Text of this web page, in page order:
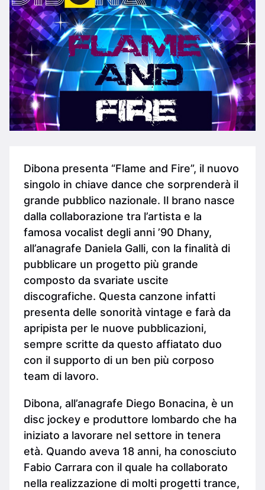
Dibona presenta “Flame and Fire”, il nuovo
singolo in chiave dance che sorprenderà il
grande pubblico nazionale. Il brano nasce
dalla collaborazione tra l’artista e la
famosa vocalist degli anni ’90 Dhany,
all’anagrafe Daniela Galli, con la finalità di
pubblicare un progetto più grande
composto da svariate uscite
discografiche. Questa canzone infatti
presenta delle sonorità vintage e farà da
apripista per le nuove pubblicazioni,
sempre scritte da questo affiatato duo
con il supporto di un ben più corposo
team di lavoro.
Dibona, all’anagrafe Diego Bonacina, è un
disc jockey e produttore lombardo che ha
iniziato a lavorare nel settore in tenera
età. Quando aveva 18 anni, ha conosciuto
Fabio Carrara con il quale ha collaborato
nella realizzazione di molti progetti trance,